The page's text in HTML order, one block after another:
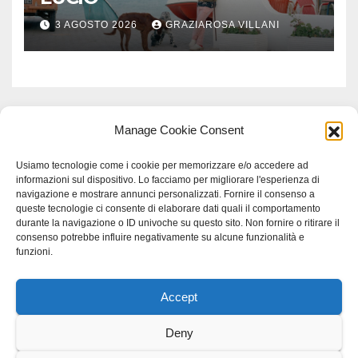
Manage Cookie Consent
Usiamo tecnologie come i cookie per memorizzare e/o accedere ad
informazioni sul dispositivo. Lo facciamo per migliorare l'esperienza di
navigazione e mostrare annunci personalizzati. Fornire il consenso a
queste tecnologie ci consente di elaborare dati quali il comportamento
durante la navigazione o ID univoche su questo sito. Non fornire o ritirare il
consenso potrebbe influire negativamente su alcune funzionalità e
funzioni.
Accept
Deny
3 AGOSTO 2026 GRAZIAROSA VILLANI
Proudly powered by WordPress|Tema: Newspaperex di
Scienzastudio specialistico bracciano